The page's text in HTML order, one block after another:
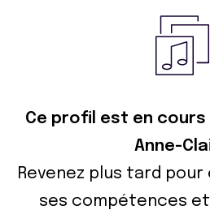
Ce profil est en
Anne-
Revenez plus tard pour
ses compétences